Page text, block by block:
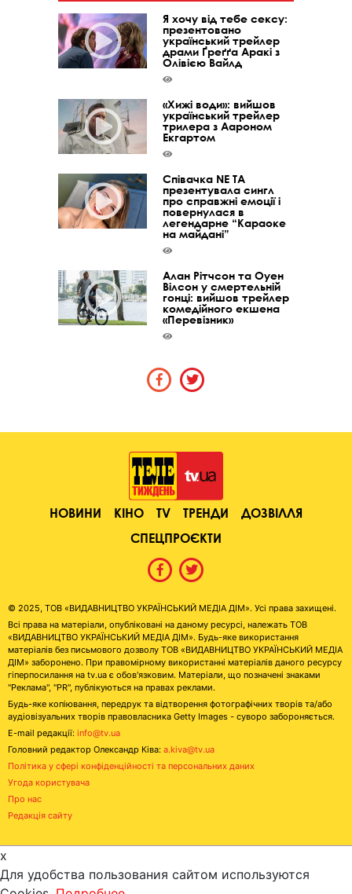
Я хочу від тебе сексу:
презентовано
український трейлер
драми Ґреґґа Аракі з
Олівією Вайлд
«Хижі води»: вийшов
український трейлер
трилера з Аароном
Екгартом
Співачка NE TA
презентувала сингл
про справжні емоції і
повернулася в
легендарне “Караоке
на майдані”
Алан Рітчсон та Оуен
Вілсон у смертельній
гонці: вийшов трейлер
комедійного екшена
«Перевізник»
НОВИНИ КІНО TV ТРЕНДИ
ДОЗВІЛЛЯ
СПЕЦПРОЄКТИ
© 2025, ТОВ «ВИДАВНИЦТВО УКРАЇНСЬКИЙ МЕДІА ДІМ». Усі права захищені.
Всі права на матеріали, опубліковані на даному ресурсі, належать ТОВ
«ВИДАВНИЦТВО УКРАЇНСЬКИЙ МЕДІА ДІМ». Будь-яке використання
матеріалів без письмового дозволу ТОВ «ВИДАВНИЦТВО УКРАЇНСЬКИЙ МЕДІА
ДІМ» заборонено. При правомірному використанні матеріалів даного ресурсу
гіперпосилання на tv.ua є обов'язковим. Матеріали, що позначені знаками
"Реклама", "PR", публікуються на правах реклами.
Будь-яке копіювання, передрук та відтворення фотографічних творів та/або
аудіовізуальних творів правовласника Getty Images - суворо забороняється.
E-mail редакції: info@tv.ua
Головний редактор Олександр Ківа: a.kiva@tv.ua
Політика у сфері конфіденційності та персональних даних
Угода користувача
Про нас
Редакція сайту
x
Для удобства пользования сайтом используются